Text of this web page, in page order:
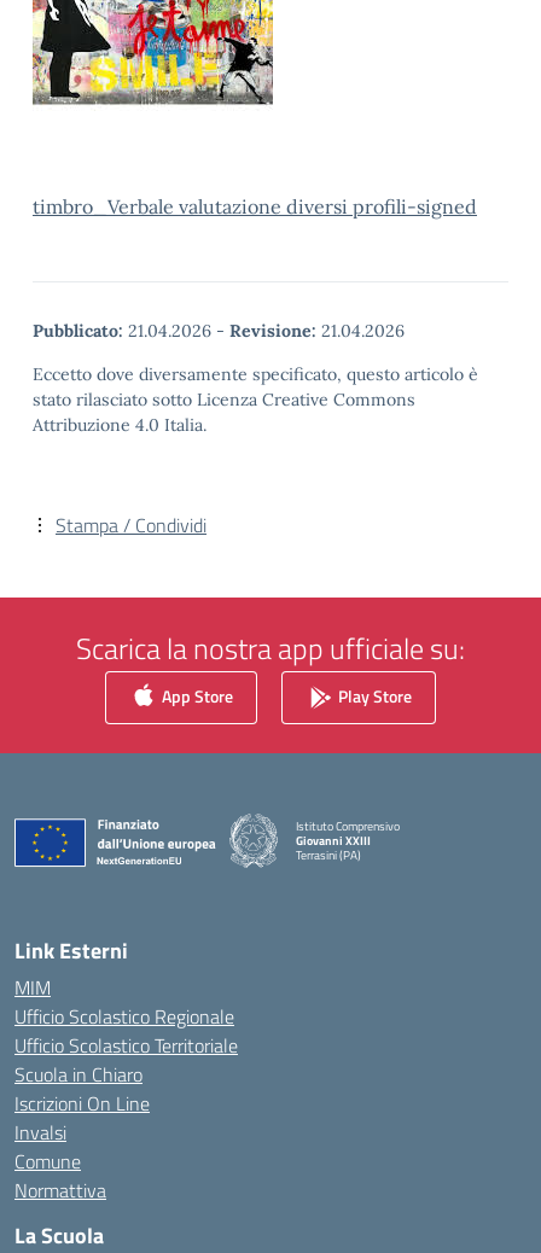
timbro_Verbale valutazione diversi profili-signed
Pubblicato: 21.04.2026 - Revisione: 21.04.2026
Eccetto dove diversamente specificato, questo articolo è
stato rilasciato sotto Licenza Creative Commons
Attribuzione 4.0 Italia.
Stampa / Condividi
Scarica la nostra app ufficiale su:
App Store Play Store
Istituto Comprensivo
Giovanni XXIII
Terrasini (PA)
Link Esterni
MIM
Ufficio Scolastico Regionale
Ufficio Scolastico Territoriale
Scuola in Chiaro
Iscrizioni On Line
Invalsi
Comune
Normattiva
La Scuola